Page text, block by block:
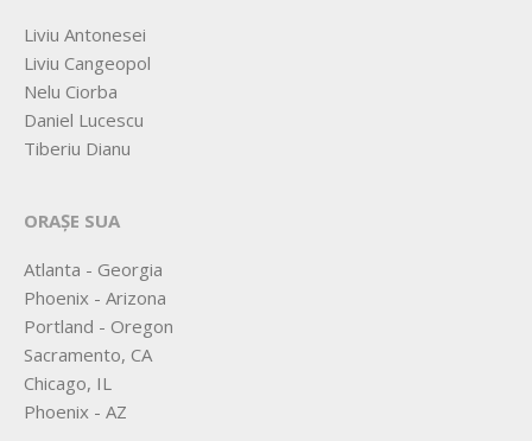
Liviu Antonesei
Liviu Cangeopol
Nelu Ciorba
Daniel Lucescu
Tiberiu Dianu
ORAȘE SUA
Atlanta - Georgia
Phoenix - Arizona
Portland - Oregon
Sacramento, CA
Chicago, IL
Phoenix - AZ